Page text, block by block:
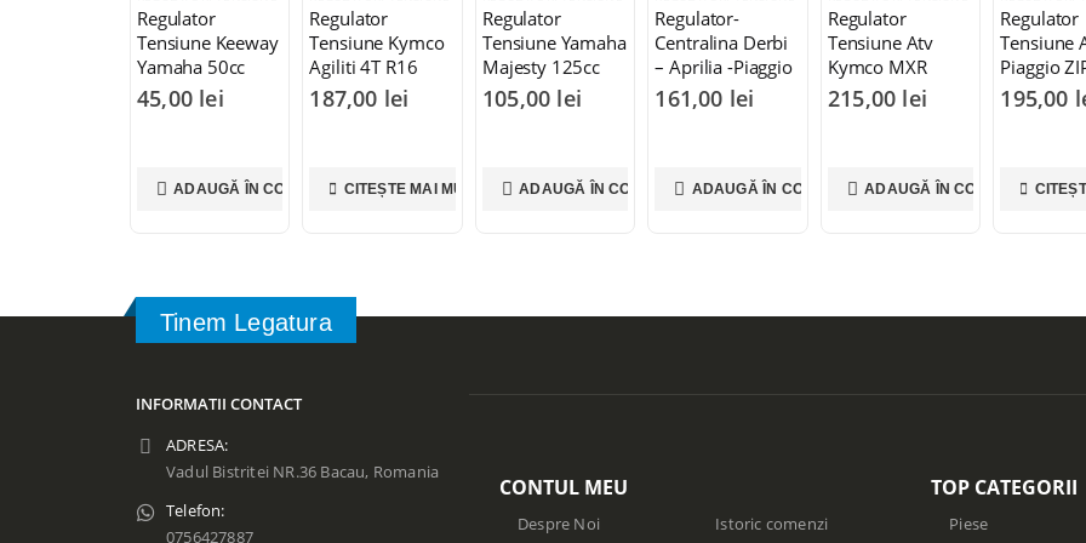
Regulator
Tensiune Keeway
Yamaha 50cc
45,00 lei
ADAUGĂ ÎN COȘ
Regulator
Tensiune Kymco
Agiliti 4T R16
50cc125cc
187,00 lei
CITEȘTE MAI MULT
Regulator
Tensiune Yamaha
Majesty 125cc
105,00 lei
ADAUGĂ ÎN COȘ
Regulator-
Centralina Derbi
– Aprilia -Piaggio
Gilera 2009
161,00 lei
ADAUGĂ ÎN COȘ
Regulator
Tensiune Atv
Kymco MXR
150cc
215,00 lei
ADAUGĂ ÎN COȘ
Regulator
Tensiune
Piaggio
195,00
Tinem Legatura
INFORMATII CONTACT
ADRESA:
Vadul Bistritei NR.36 Bacau, Romania
Telefon:
0756427887
CONTUL MEU
Despre Noi
Istoric comenzi
TOP CATEGORII
Piese